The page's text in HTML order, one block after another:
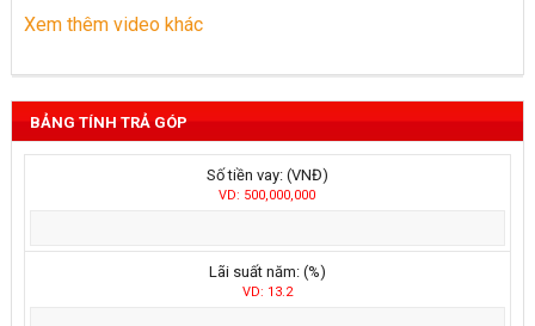
Xem thêm video khác
BẢNG TÍNH TRẢ GÓP
Số tiền vay: (VNĐ)
VD: 500,000,000
Lãi suất năm: (%)
VD: 13.2